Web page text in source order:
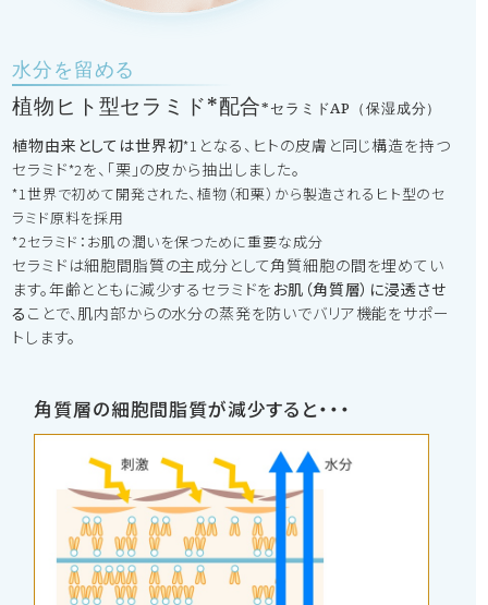
水分を留める
植物ヒト型セラミド*配合*セラミドAP（保湿成分）
植物由来としては世界初*1 となる、ヒトの皮膚と同じ構造を持つ
セラミド*2を、「栗」の皮から抽出しました。
*1世界で初めて開発された、植物（和栗）から製造されるヒト型のセ
ラミド原料を採用
*2セラミド：お肌の潤いを保つために重要な成分
セラミドは細胞間脂質の主成分として角質細胞の間を埋めてい
ます。年齢とともに減少するセラミドを お肌（角質層）に浸透させ
る ことで、肌内部からの水分の蒸発を防いでバリア機能をサポー
トします。
角質層の細胞間脂質が減少すると・・・